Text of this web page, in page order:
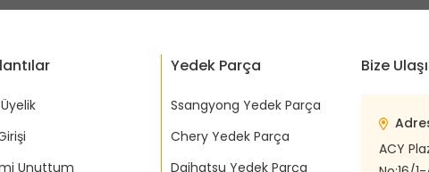
Unuttum
Yedek Parça
Ssangyong Yedek Parça
Chery Yedek Parça
Daihatsu Yedek Parça
Bize
ACY